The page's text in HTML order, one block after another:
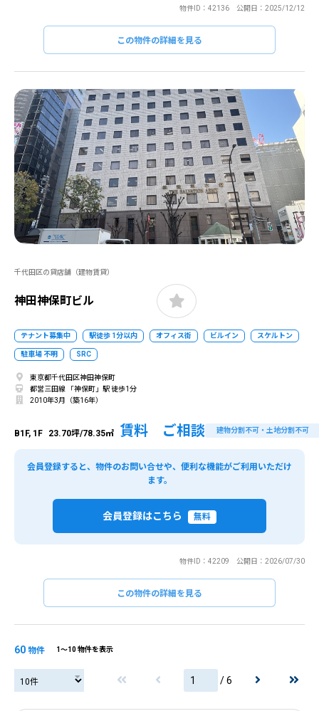
物件ID：42136 公開日：2025/12/12
この物件の詳細を見る
千代田区の貸店舗（建物賃貸）
神田神保町ビル
テナント募集中 駅徒歩 1分以内 オフィス街 ビルイン スケルトン
駐車場 不明 SRC
東京都千代田区神田神保町
都営三田線 「神保町」駅 徒歩1分
2010年3月（築16年）
B1F, 1F 23.70坪/78.35㎡ 賃料 ご相談 建物分割不可・土地分割不可
会員登録すると、物件のお問い合せや、便利な機能がご利用いただけ
ます。
会員登録はこちら 無料
物件ID：42209 公開日：2026/07/30
この物件の詳細を見る
60 物件 1〜10 物件を表示
/ 6